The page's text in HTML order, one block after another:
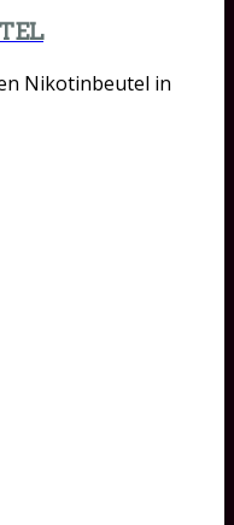
Nikotinbeutel in